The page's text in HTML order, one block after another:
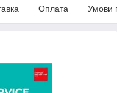
Оплата Умови